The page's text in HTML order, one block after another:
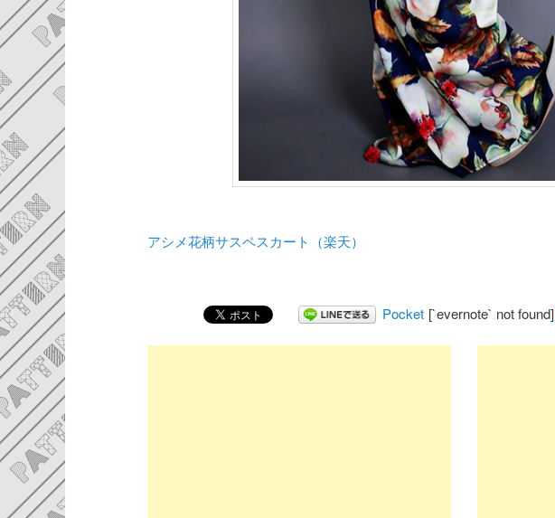
アシメ花柄サスペスカート（楽天）
Pocket [`evernote` not found]